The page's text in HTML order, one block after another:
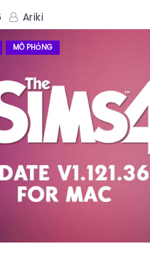
Ariki
MÔ PHỎNG